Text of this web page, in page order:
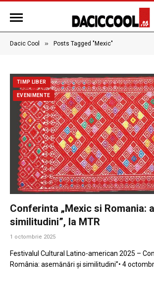
Dacic Cool » Posts Tagged "Mexic"
TIMP LIBER
EVENIMENTE
Conferinta „Mexic si Romania:
similitudini”, la MTR
1 octombrie 2025
Festivalul Cultural Latino-american 2025 –
România: asemănări și similitudini”• 4